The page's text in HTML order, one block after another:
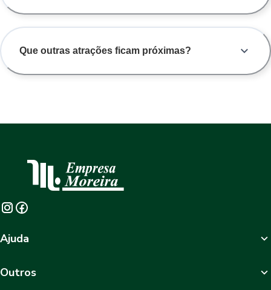
Que outras atrações ficam próximas?
Ajuda
Outros